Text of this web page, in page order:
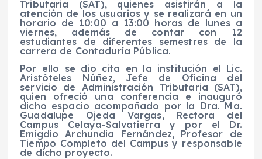
Tributaria (SAT), quienes asistirán a la
atención de los usuarios y se realizará en un
horario de 10:00 a 13:00 horas de lunes a
viernes, además de contar con 12
estudiantes de diferentes semestres de la
carrera de Contaduría Pública.
Por ello se dio cita en la institución el Lic.
Aristóteles Núñez, Jefe de Oficina del
servicio de Administración Tributaria (SAT),
quien ofreció una conferencia e inauguró
dicho espacio acompañado por la Dra. Ma.
Guadalupe Ojeda Vargas, Rectora del
Campus Celaya-Salvatierra y por el Dr.
Emigdio Archundia Fernández, Profesor de
Tiempo Completo del Campus y responsable
de dicho proyecto.